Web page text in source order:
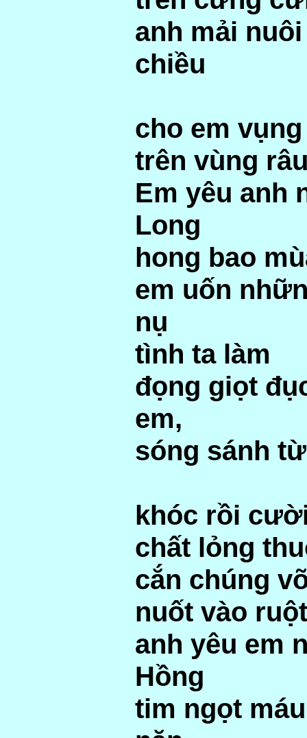
anh mải
chiều
cho em
trên vùng
Em yêu anh
Long
hong bao
em uốn
nụ
tình ta làm
đọng giọt
em,
sóng sánh
khóc rồi
chất lỏng
cắn chúng
nuốt vào ruột
anh yêu em
Hồng
tim ngọt